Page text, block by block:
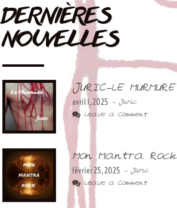
DERNIÈRES
NOUVELLES
JURIC-LE MURMURE
avril 1, 2025 - Juric
Leave a Comment
Mon Mantra Rock
février 25, 2025 - Juric
Leave a Comment